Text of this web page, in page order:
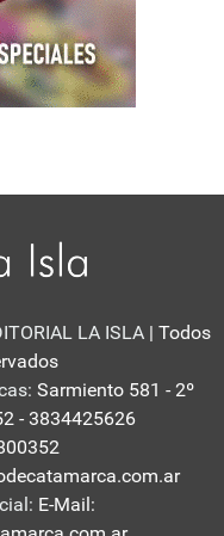
LA ISLA | Todos
Sarmiento 581 - 2º
- 3834425626
E-Mail: